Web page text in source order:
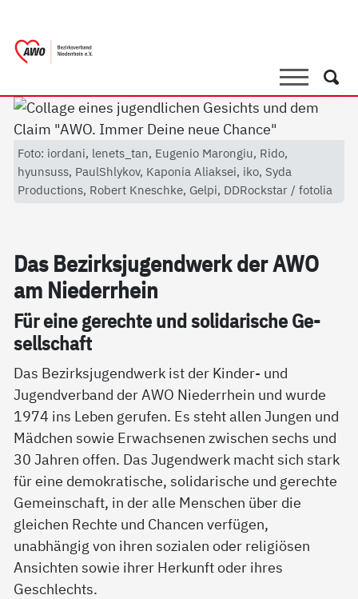
SucheSuche
Foto: iordani, lenets_tan, Eugenio Marongiu, Rido,
hyunsuss, PaulShlykov, Kaponia Aliaksei, iko, Syda
Productions, Robert Kneschke, Gelpi, DDRockstar / fotolia
Das Be­zirks­ju­gend­werk der AWO
am Nie­der­r­hein
Für ei­ne ge­rech­te und so­li­da­ri­sche Ge­
sell­schaft
Das Bezirksjugendwerk ist der Kinder- und
Jugendverband der AWO Niederrhein und wurde
1974 ins Leben gerufen. Es steht allen Jungen und
Mädchen sowie Erwachsenen zwischen sechs und
30 Jahren offen. Das Jugendwerk macht sich stark
für eine demokratische, solidarische und gerechte
Gemeinschaft, in der alle Menschen über die
gleichen Rechte und Chancen verfügen,
unabhängig von ihren sozialen oder religiösen
Ansichten sowie ihrer Herkunft oder ihres
Geschlechts.